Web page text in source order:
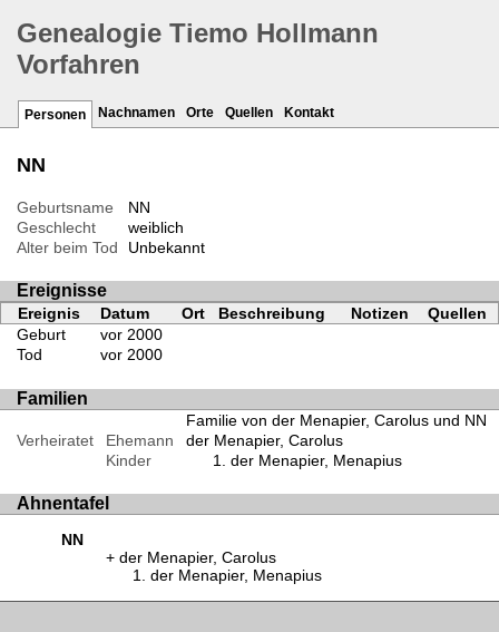
Genealogie Tiemo Hollmann
Vorfahren
Personen Nachnamen Orte Quellen Kontakt
NN
Geburtsname
NN
Geschlecht
weiblich
Alter beim Tod
Unbekannt
Ereignisse
Ereignis Datum Ort Beschreibung Notizen
Quellen
Geburt
vor 2000
Tod
vor 2000
Familien
Familie von der Menapier, Carolus und NN
Verheiratet
Ehemann
der Menapier, Carolus
Kinder
der Menapier, Menapius
Ahnentafel
NN
der Menapier, Carolus
der Menapier, Menapius